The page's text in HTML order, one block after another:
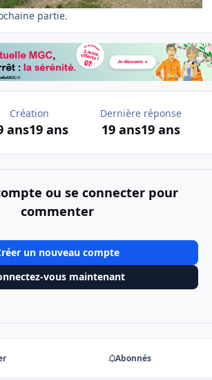
partie.
Création
ans19 ans
Dernière réponse
19 ans19 ans
ou se connecter pour
commenter
un nouveau compte
vous maintenant
Abonnés